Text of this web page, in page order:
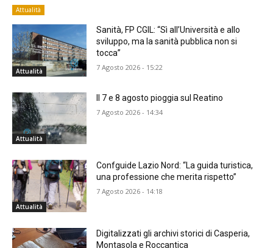
Attualità
Attualità
Sanità, FP CGIL: “Sì all’Università e allo
sviluppo, ma la sanità pubblica non si
tocca”
7 Agosto 2026 - 15:22
Attualità
Il 7 e 8 agosto pioggia sul Reatino
7 Agosto 2026 - 14:34
Attualità
Confguide Lazio Nord: “La guida turistica,
una professione che merita rispetto”
7 Agosto 2026 - 14:18
Digitalizzati gli archivi storici di Casperia,
Montasola e Roccantica